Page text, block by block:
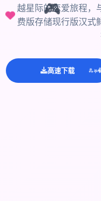
🎮
越星际的恋爱旅程，
费版存储现行版汉式
高速下载 ✨⭐